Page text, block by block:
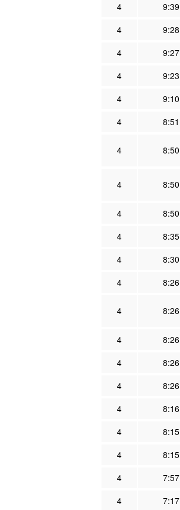
4
9:39
4
9:28
4
9:27
4
9:23
4
9:10
4
8:51
4 8:50
4 8:50
4
8:50
4
8:35
4
8:30
4
8:26
4 8:26
4
8:26
4
8:26
4
8:26
4
8:16
4
8:15
4
8:15
4
7:57
4
7:17